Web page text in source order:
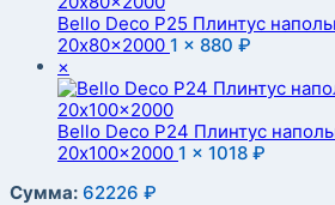
Bello Deco P25 Плинтус
20x80x2000 1 × 880 ₽
×
Bello Deco P24 Плинтус
20x100x2000 1 × 1018 ₽
Сумма: 62226 ₽